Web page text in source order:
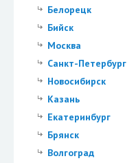
Белорецк
Бийск
Москва
Санкт-Петербург
Новосибирск
Казань
Екатеринбург
Брянск
Волгоград